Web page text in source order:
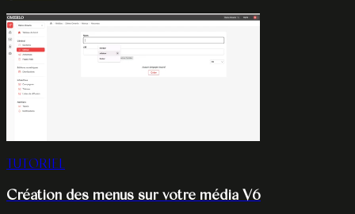
TUTORIEL
Création des menus sur votre média V6